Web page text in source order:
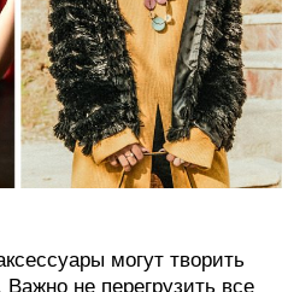
могут творить
не перегрузить все